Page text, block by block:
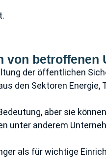
von betroffenen
der öffentlichen
den Sektoren Energie,
aber sie
unter anderem
als für wichtige